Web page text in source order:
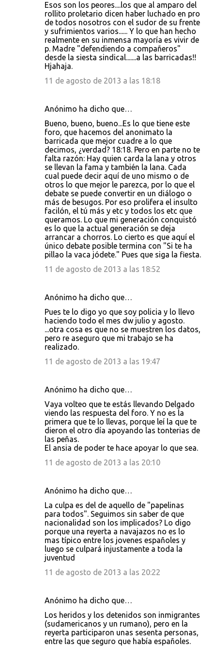
Esos son los peores....los que al amparo del
rollito proletario dicen haber luchado en pro
de todos nosotros con el sudor de su frente
y sufrimientos varios...... Y lo que han hecho
realmente en su inmensa mayoría es vivir de
p. Madre "defendiendo a compañeros"
desde la siesta sindical.......a las barricadas!!
Hjahaja.
11 de agosto de 2013 a las 18:18
Anónimo ha dicho que…
Bueno, bueno, bueno...Es lo que tiene este
foro, que hacemos del anonimato la
barricada que mejor cuadre a lo que
decimos, ¿verdad? 18:18. Pero en parte no te
falta razón: Hay quien carda la lana y otros
se llevan la fama y también la lana. Cada
cual puede decir aquí de uno mismo o de
otros lo que mejor le parezca, por lo que el
debate se puede convertir en un diálogo o
más de besugos. Por eso prolifera el insulto
facilón, el tú más y etc y todos los etc que
queramos. Lo que mi generación conquistó
es lo que la actual generación se deja
arrancar a chorros. Lo cierto es que aquí el
único debate posible termina con "Si te ha
pillao la vaca jódete." Pues que siga la fiesta.
11 de agosto de 2013 a las 18:52
Anónimo ha dicho que…
Pues te lo digo yo que soy policia y lo llevo
haciendo todo el mes dw julio y agosto.
...otra cosa es que no se muestren los datos,
pero re aseguro que mi trabajo se ha
realizado.
11 de agosto de 2013 a las 19:47
Anónimo ha dicho que…
Vaya volteo que te estás llevando Delgado
viendo las respuesta del foro. Y no es la
primera que te lo llevas, porque leí la que te
dieron el otro día apoyando las tonterias de
las peñas.
El ansia de poder te hace apoyar lo que sea.
11 de agosto de 2013 a las 20:10
Anónimo ha dicho que…
La culpa es del de aquello de "papelinas
para todos". Seguimos sin saber de que
nacionalidad son los implicados? Lo digo
porque una reyerta a navajazos no es lo
mas típico entre los jovenes españoles y
luego se culpará injustamente a toda la
juventud
11 de agosto de 2013 a las 20:22
Anónimo ha dicho que…
Los heridos y los detenidos son inmigrantes
(sudamericanos y un rumano), pero en la
reyerta participaron unas sesenta personas,
entre las que seguro que había españoles.